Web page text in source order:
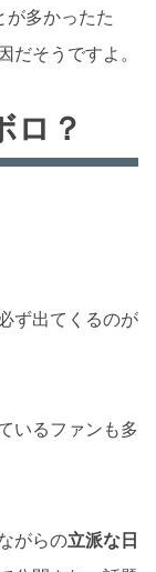
多かったた
そうですよ。
ロ？
ず出てくるのが
いるファンも多
がらの立派な日